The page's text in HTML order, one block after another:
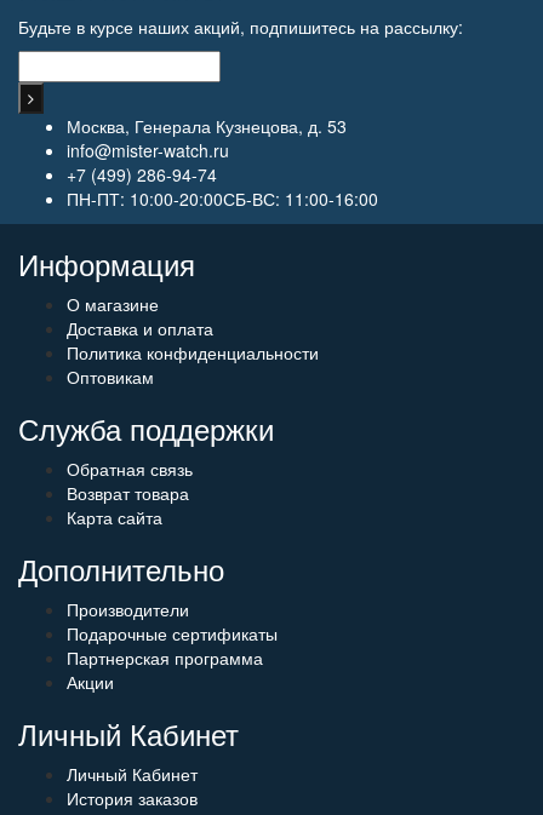
Будьте в курсе наших акций, подпишитесь на рассылку:
Москва, Генерала Кузнецова, д. 53
info@mister-watch.ru
+7 (499) 286-94-74
ПН-ПТ: 10:00-20:00СБ-ВС: 11:00-16:00
Информация
О магазине
Доставка и оплата
Политика конфиденциальности
Оптовикам
Служба поддержки
Обратная связь
Возврат товара
Карта сайта
Дополнительно
Производители
Подарочные сертификаты
Партнерская программа
Акции
Личный Кабинет
Личный Кабинет
История заказов